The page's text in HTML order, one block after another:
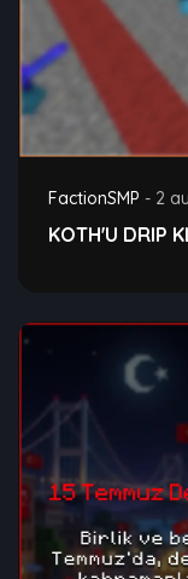
FactionSMP - 2
KOTH'U DRIP